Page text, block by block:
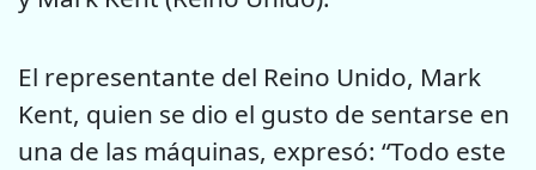
El representante del Reino Unido, Mark
Kent, quien se dio el gusto de sentarse en
una de las máquinas, expresó: “Todo este